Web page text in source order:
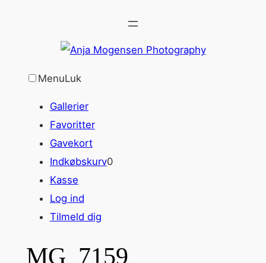
MenuLuk
Gallerier
Favoritter
Gavekort
Indkøbskurv0
Kasse
Log ind
Tilmeld dig
MG_7159